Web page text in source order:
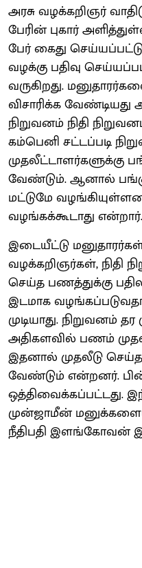
அரசு வழக்கறிஞர்
பேரின் புகார்
பேர் கைது
வழக்கு பதிவு
வருகிறது.
விசாரிக்க
நிறுவனம் நிதி
கம்பெனி சட்டப்படி
முதலீட்டாளர்களுக்கு
வேண்டும். ஆனால்
மட்டுமே
வழங்கக்கூடாது என்றார்.
இடையீட்டு
வழக்கறிஞர்கள், நிதி
செய்த பணத்துக்கு
இடமாக
முடியாது. நிறுவனம்
அதிகளவில் பணம்
இதனால் முதலீடு
வேண்டும் என்றனர்.
ஒத்திவைக்கப்பட்டது.
முன்ஜாமீன்
நீதிபதி இளங்கோவன்